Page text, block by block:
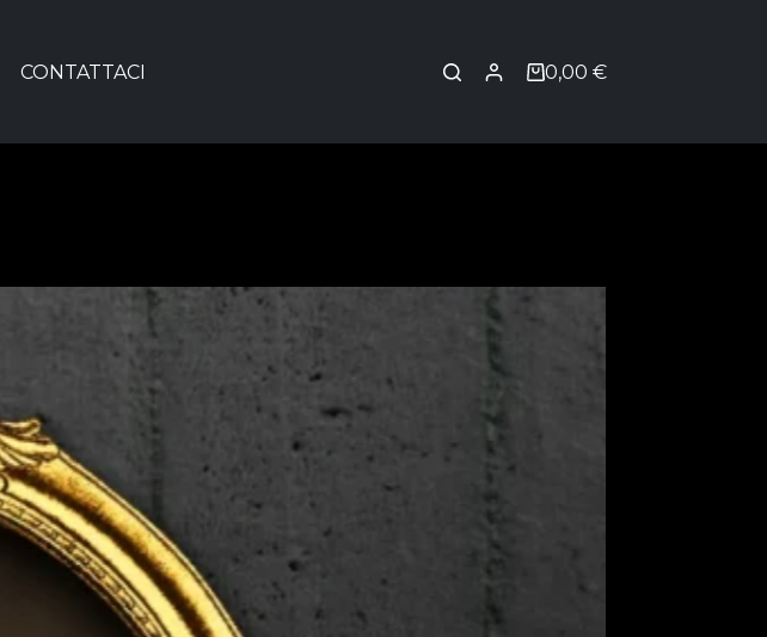
CONTATTACI 0,00 €